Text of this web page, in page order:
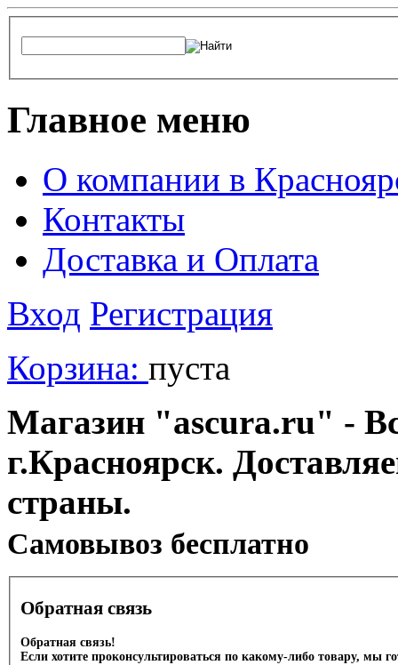
Главное меню
О компании в
Контакты
Доставка и Оплата
Вход Регистрация
Корзина: пуста
Магазин "ascura.ru" -
г.Красноярск.
страны.
Cамовывоз бесплатно
Обратная связь
Обратная связь!
Если хотите проконсультироваться по какому-либо товару, мы